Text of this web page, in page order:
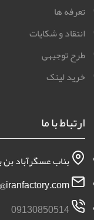
تعرفه ها
انتقاد و شکایات
طرح توجیهی
خرید لینک
ارتباط با ما
بناب عسگرآباد بن
09130850514